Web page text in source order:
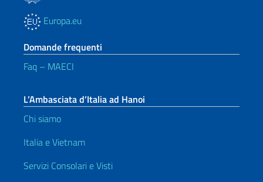
Europa.eu
Domande frequenti
Faq – MAECI
L’Ambasciata d’Italia ad Hanoi
Chi siamo
Italia e Vietnam
Servizi Consolari e Visti